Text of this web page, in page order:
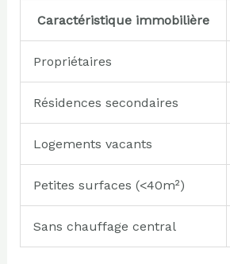
Caractéristique immobilière
Propriétaires
Résidences secondaires
Logements vacants
Petites surfaces (<40m²)
Sans chauffage central